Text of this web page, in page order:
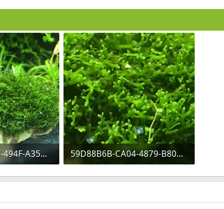
B4D3620E-AEDA-494F-A35B-C5D513095751.jpeg
974
59D88B6B-CA04-4879-B80D-CAE81D92165B.png
1,7 MB · Aufrufe: 916